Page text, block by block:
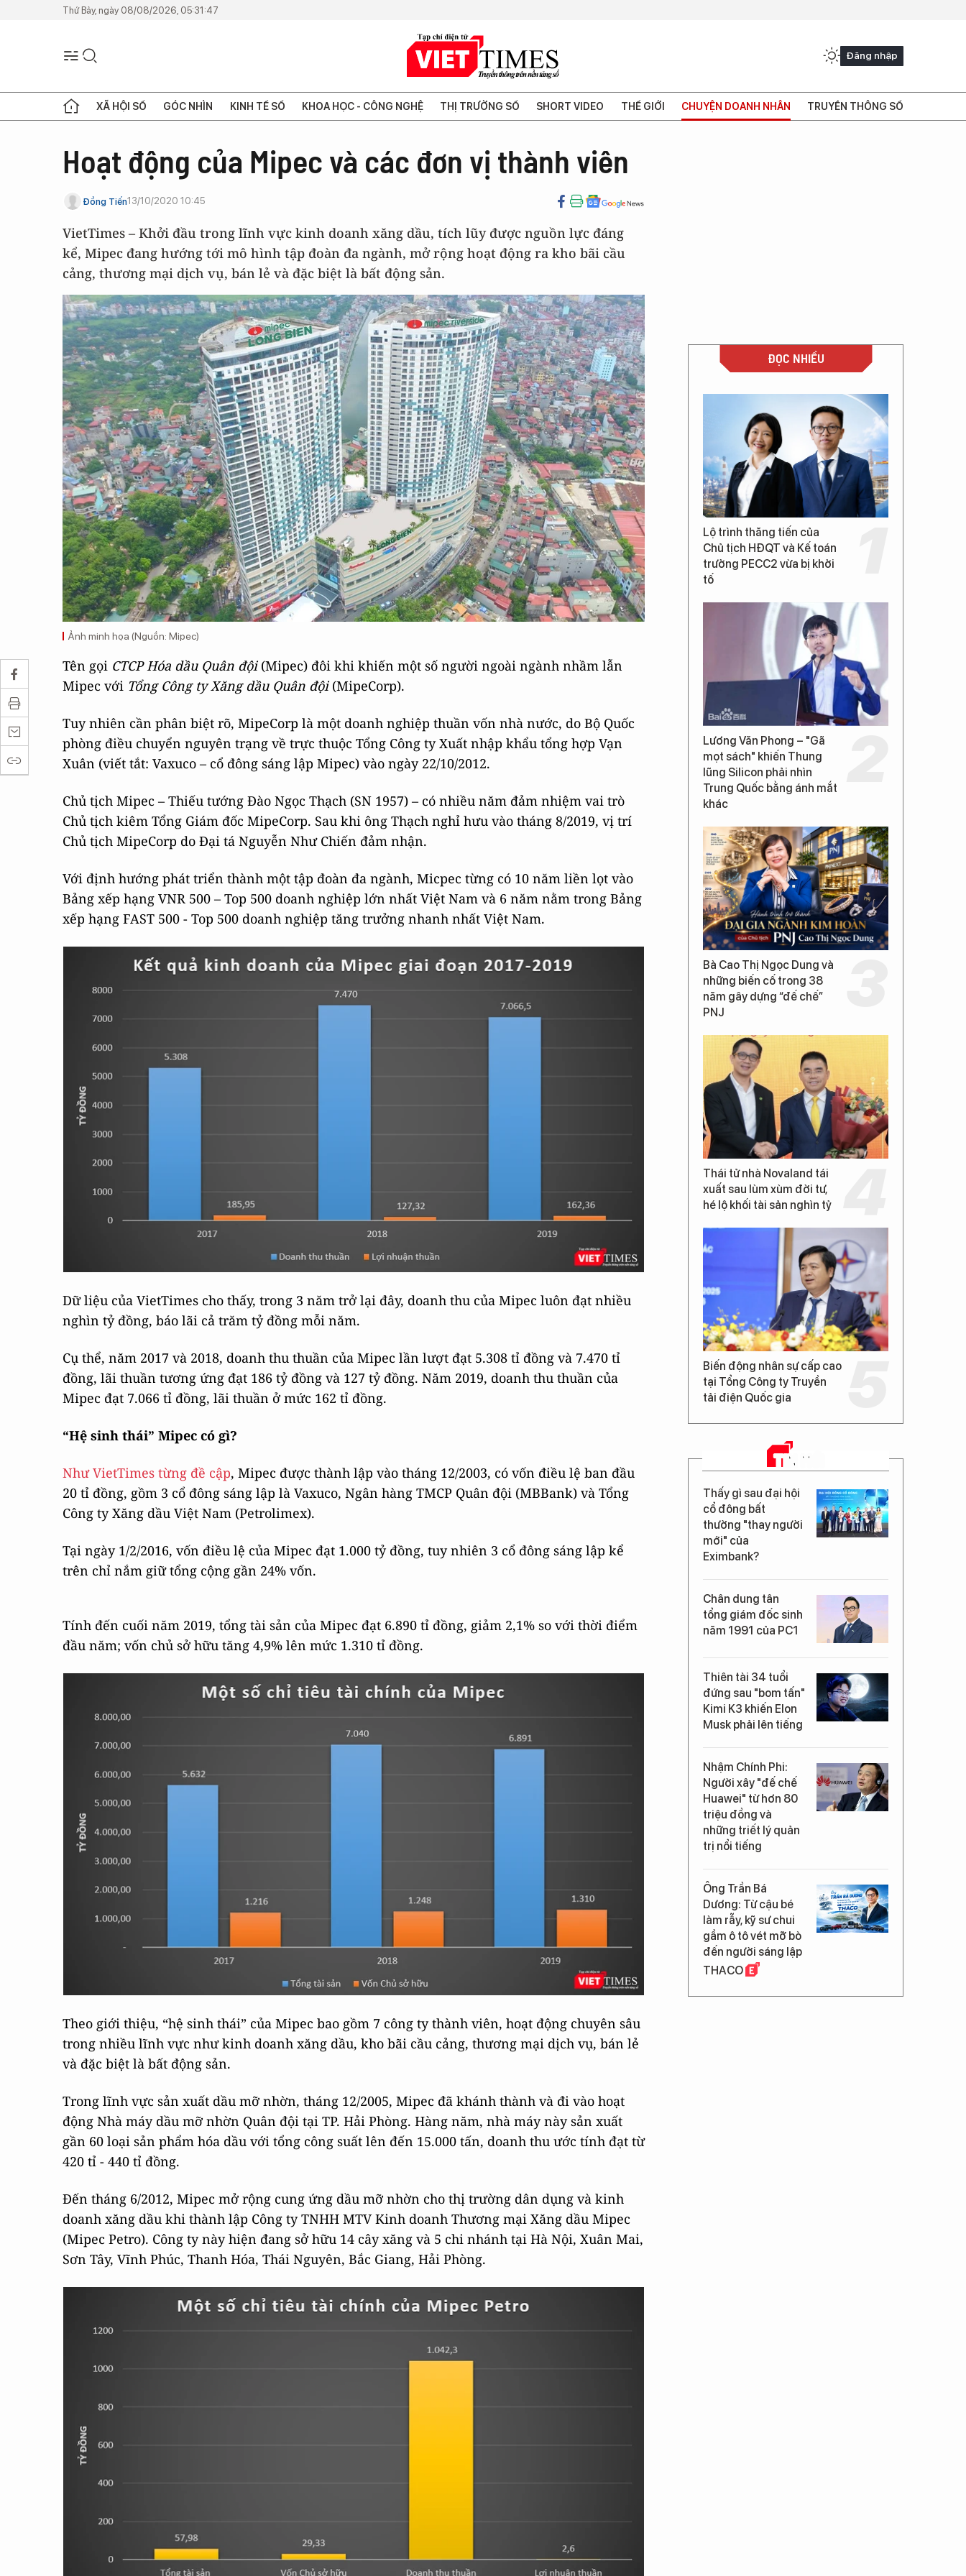
Thứ Bảy, ngày 08/08/2026, 05:31:47
Đăng nhập
XÃ HỘI SỐ GÓC NHÌN KINH TẾ SỐ KHOA HỌC - CÔNG NGHỆ THỊ TRƯỜNG SỐ SHORT VIDEO THẾ GIỚI CHUYỆN DOANH NHÂN TRUYỀN THÔNG SỐ
Hoạt động của Mipec và các đơn vị thành viên
Đồng Tiến13/10/2020 10:45
VietTimes – Khởi đầu trong lĩnh vực kinh doanh xăng dầu, tích lũy được nguồn lực đáng
kể, Mipec đang hướng tới mô hình tập đoàn đa ngành, mở rộng hoạt động ra kho bãi cầu
cảng, thương mại dịch vụ, bán lẻ và đặc biệt là bất động sản.
Ảnh minh họa (Nguồn: Mipec)
Tên gọi CTCP Hóa dầu Quân đội(Mipec) đôi khi khiến một số người ngoài ngành nhầm lẫn
Mipec với Tổng Công ty Xăng dầu Quân đội(MipeCorp).
Tuy nhiên cần phân biệt rõ, MipeCorp là một doanh nghiệp thuần vốn nhà nước, do Bộ Quốc
phòng điều chuyển nguyên trạng về trực thuộc Tổng Công ty Xuất nhập khẩu tổng hợp Vạn
Xuân (viết tắt: Vaxuco – cổ đông sáng lập Mipec) vào ngày 22/10/2012.
Chủ tịch Mipec – Thiếu tướng Đào Ngọc Thạch (SN 1957) – có nhiều năm đảm nhiệm vai trò
Chủ tịch kiêm Tổng Giám đốc MipeCorp. Sau khi ông Thạch nghỉ hưu vào tháng 8/2019, vị trí
Chủ tịch MipeCorp do Đại tá Nguyễn Như Chiến đảm nhận.
Với định hướng phát triển thành một tập đoàn đa ngành, Micpec từng có 10 năm liền lọt vào
Bảng xếp hạng VNR 500 – Top 500 doanh nghiệp lớn nhất Việt Nam và 6 năm nằm trong Bảng
xếp hạng FAST 500 - Top 500 doanh nghiệp tăng trưởng nhanh nhất Việt Nam.
Dữ liệu của VietTimes cho thấy, trong 3 năm trở lại đây, doanh thu của Mipec luôn đạt nhiều
nghìn tỷ đồng, báo lãi cả trăm tỷ đồng mỗi năm.
Cụ thể, năm 2017 và 2018, doanh thu thuần của Mipec lần lượt đạt 5.308 tỉ đồng và 7.470 tỉ
đồng, lãi thuần tương ứng đạt 186 tỷ đồng và 127 tỷ đồng. Năm 2019, doanh thu thuần của
Mipec đạt 7.066 tỉ đồng, lãi thuần ở mức 162 tỉ đồng.
“Hệ sinh thái” Mipec có gì?
Như VietTimes từng đề cập, Mipec được thành lập vào tháng 12/2003, có vốn điều lệ ban đầu
20 tỉ đồng, gồm 3 cổ đông sáng lập là Vaxuco, Ngân hàng TMCP Quân đội (MBBank) và Tổng
Công ty Xăng dầu Việt Nam (Petrolimex).
Tại ngày 1/2/2016, vốn điều lệ của Mipec đạt 1.000 tỷ đồng, tuy nhiên 3 cổ đông sáng lập kể
trên chỉ nắm giữ tổng cộng gần 24% vốn.
Tính đến cuối năm 2019, tổng tài sản của Mipec đạt 6.890 tỉ đồng, giảm 2,1% so với thời điểm
đầu năm; vốn chủ sở hữu tăng 4,9% lên mức 1.310 tỉ đồng.
Theo giới thiệu, “hệ sinh thái” của Mipec bao gồm 7 công ty thành viên, hoạt động chuyên sâu
trong nhiều lĩnh vực như kinh doanh xăng dầu, kho bãi cầu cảng, thương mại dịch vụ, bán lẻ
và đặc biệt là bất động sản.
Trong lĩnh vực sản xuất dầu mỡ nhờn, tháng 12/2005, Mipec đã khánh thành và đi vào hoạt
động Nhà máy dầu mỡ nhờn Quân đội tại TP. Hải Phòng. Hàng năm, nhà máy này sản xuất
gần 60 loại sản phẩm hóa dầu với tổng công suất lên đến 15.000 tấn, doanh thu ước tính đạt từ
420 tỉ - 440 tỉ đồng.
Đến tháng 6/2012, Mipec mở rộng cung ứng dầu mỡ nhờn cho thị trường dân dụng và kinh
doanh xăng dầu khi thành lập Công ty TNHH MTV Kinh doanh Thương mại Xăng dầu Mipec
(Mipec Petro). Công ty này hiện đang sở hữu 14 cây xăng và 5 chi nhánh tại Hà Nội, Xuân Mai,
Sơn Tây, Vĩnh Phúc, Thanh Hóa, Thái Nguyên, Bắc Giang, Hải Phòng.
ĐỌC NHIỀU
Lộ trình thăng tiến của
Chủ tịch HĐQT và Kế toán
trưởng PECC2 vừa bị khởi
tố
Lương Văn Phong – "Gã
mọt sách" khiến Thung
lũng Silicon phải nhìn
Trung Quốc bằng ánh mắt
khác
Bà Cao Thị Ngọc Dung và
những biến cố trong 38
năm gây dựng “đế chế”
PNJ
Thái tử nhà Novaland tái
xuất sau lùm xùm đời tư,
hé lộ khối tài sản nghìn tỷ
Biến động nhân sự cấp cao
tại Tổng Công ty Truyền
tải điện Quốc gia
TIN MỚI
Thấy gì sau đại hội
cổ đông bất
thường "thay người
mới" của
Eximbank?
Chân dung tân
tổng giám đốc sinh
năm 1991 của PC1
Thiên tài 34 tuổi
đứng sau "bom tấn"
Kimi K3 khiến Elon
Musk phải lên tiếng
Nhậm Chính Phi:
Người xây "đế chế
Huawei" từ hơn 80
triệu đồng và
những triết lý quản
trị nổi tiếng
Ông Trần Bá
Dương: Từ cậu bé
làm rẫy, kỹ sư chui
gầm ô tô vét mỡ bò
đến người sáng lập
THACO